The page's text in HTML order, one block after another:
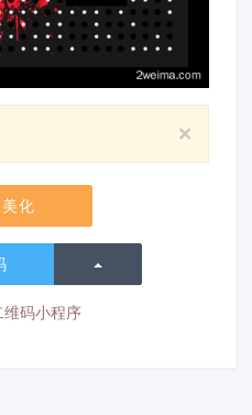
×
化
切换下拉列表
维码小程序